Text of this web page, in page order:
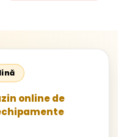
online de